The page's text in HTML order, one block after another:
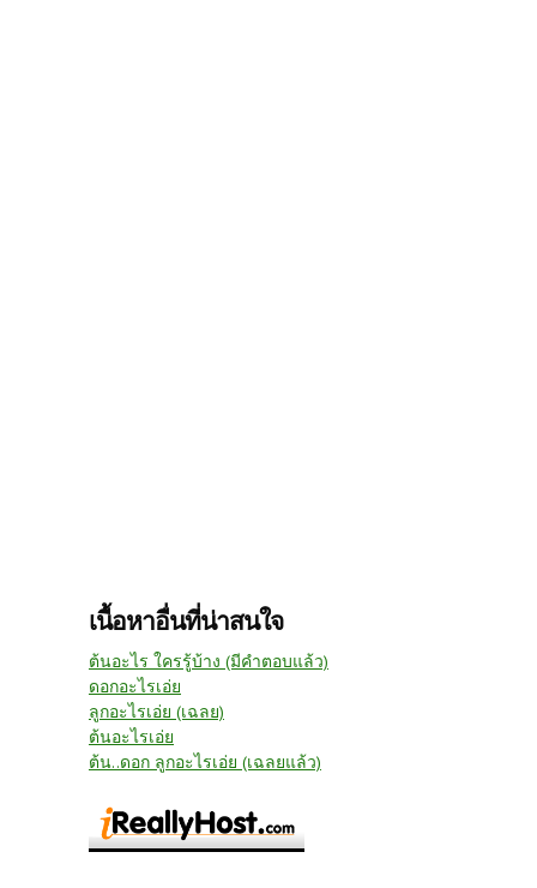
เนื้อหาอื่นที่น่าสนใจ
ต้นอะไร ใครรู้บ้าง (มีคำตอบแล้ว)
ดอกอะไรเอ่ย
ลูกอะไรเอ่ย (เฉลย)
ต้นอะไรเอ่ย
ต้น..ดอก ลูกอะไรเอ่ย (เฉลยแล้ว)